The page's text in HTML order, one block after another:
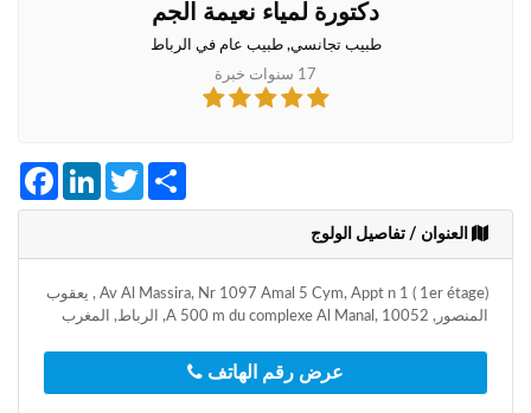
دكتورة لمياء نعيمة الجم
طبيب تجانسي, طبيب عام في الرباط
17 سنوات خبرة
LinkedIn Twitter Share
العنوان / تفاصيل الولوج
Av Al Massira, Nr 1097 Amal 5 Cym, Appt n 1 ( 1er étage) , يعقوب
المنصور, A 500 m du complexe Al Manal, 10052, الرباط, المغرب
عرض رقم الهاتف
"تأكيد
تقر
بأنك
و